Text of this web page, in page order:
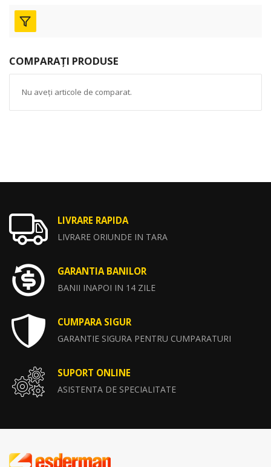
COMPARAȚI PRODUSE
Nu aveți articole de comparat.
LIVRARE RAPIDA
LIVRARE ORIUNDE IN TARA
GARANTIA BANILOR
BANII INAPOI IN 14 ZILE
CUMPARA SIGUR
GARANTIE SIGURA PENTRU CUMPARATURI
SUPORT ONLINE
ASISTENTA DE SPECIALITATE